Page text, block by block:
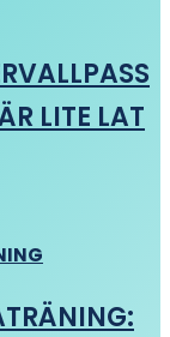
LITE LAT